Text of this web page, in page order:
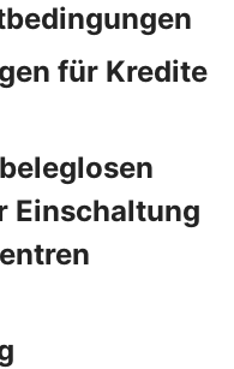
für Kredite
Einschaltung